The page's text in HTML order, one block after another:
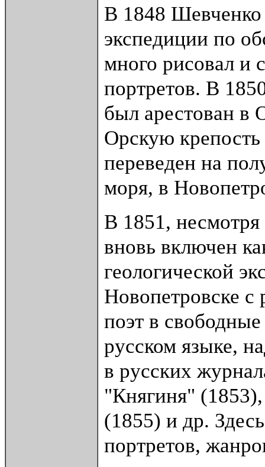
В 1848 Шевченко
экспедиции по
много рисовал и
портретов. В
был арестован в
Орскую крепость
переведен на
моря, в
В 1851,
вновь включен
геологической
Новопетровске с
поэт в
русском языке,
в русских
"Княгиня"
(1855) и др.
портретов,